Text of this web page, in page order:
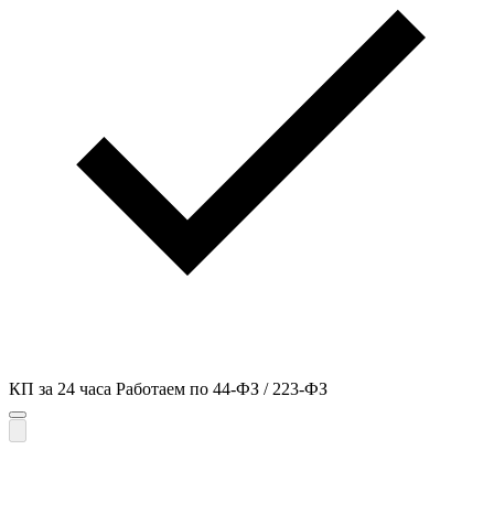
КП за 24 часа Работаем по 44-ФЗ / 223-ФЗ